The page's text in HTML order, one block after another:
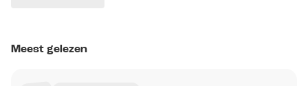
Meest gelezen